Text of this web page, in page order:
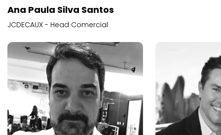
Ana Paula Silva Santos
JCDECAUX - Head Comercial